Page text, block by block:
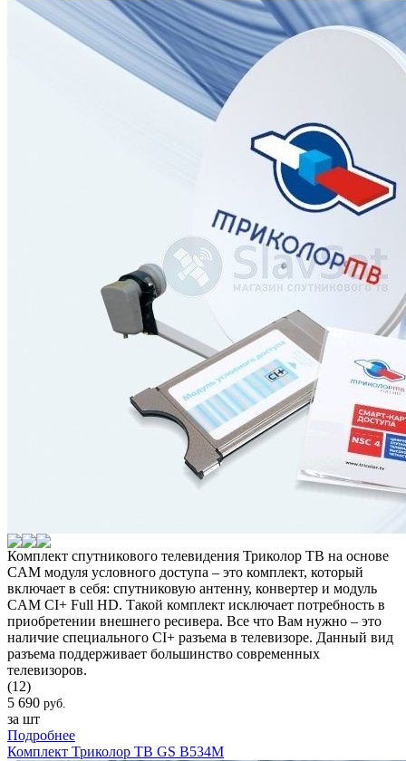
Комплект спутникового телевидения Триколор ТВ на основе
CAM модуля условного доступа – это комплект, который
включает в себя: спутниковую антенну, конвертер и модуль
CAM CI+ Full HD. Такой комплект исключает потребность в
приобретении внешнего ресивера. Все что Вам нужно – это
наличие специального CI+ разъема в телевизоре. Данный вид
разъема поддерживает большинство современных
телевизоров.
(12)
5 690 руб.
за шт
Подробнее
Комплект Триколор ТВ GS B534M